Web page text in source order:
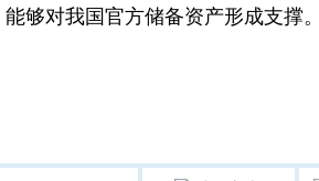
够对我国官方储备资产形成支撑。